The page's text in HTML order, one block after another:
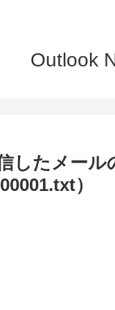
Outlook
したメール
）